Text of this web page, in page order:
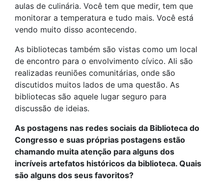
aulas de culinária. Você tem que medir, tem que
monitorar a temperatura e tudo mais. Você está
vendo muito disso acontecendo.
As bibliotecas também são vistas como um local
de encontro para o envolvimento cívico. Ali são
realizadas reuniões comunitárias, onde são
discutidos muitos lados de uma questão. As
bibliotecas são aquele lugar seguro para
discussão de ideias.
As postagens nas redes sociais da Biblioteca do
Congresso e suas próprias postagens estão
chamando muita atenção para alguns dos
incríveis artefatos históricos da biblioteca. Quais
são alguns dos seus favoritos?